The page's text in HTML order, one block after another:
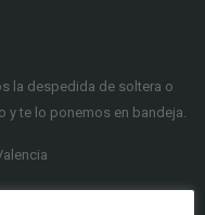
la despedida de soltera o
te lo ponemos en bandeja.